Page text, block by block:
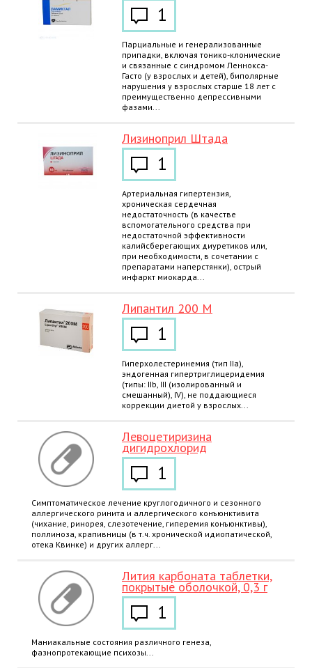
1
Парциальные и генерализованные
припадки, включая тонико-клонические
и связанные с синдромом Леннокса-
Гасто (у взрослых и детей), биполярные
нарушения у взрослых старше 18 лет с
преимущественно депрессивными
фазами...
Лизиноприл Штада
1
Артериальная гипертензия,
хроническая сердечная
недостаточность (в качестве
вспомогательного средства при
недостаточной эффективности
калийсберегающих диуретиков или,
при необходимости, в сочетании с
препаратами наперстянки), острый
инфаркт миокарда...
Липантил 200 М
1
Гиперхолестеринемия (тип IIа),
эндогенная гипертриглицеридемия
(типы: IIb, III (изолированный и
смешанный), IV), не поддающиеся
коррекции диетой у взрослых...
Левоцетиризина
дигидрохлорид
1
Симптоматическое лечение круглогодичного и сезонного
аллергического ринита и аллергического конъюнктивита
(чихание, ринорея, слезотечение, гиперемия конъюнктивы),
поллиноза, крапивницы (в т.ч. хронической идиопатической,
отека Квинке) и других аллерг...
Лития карбоната таблетки,
покрытые оболочкой, 0,3 г
1
Маниакальные состояния различного генеза,
фазнопротекающие психозы...